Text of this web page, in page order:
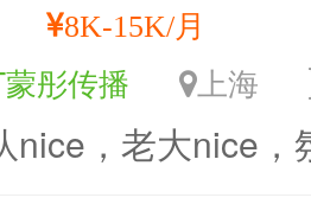
8K-15K/月
彤传播 上海
nice，老大nice，